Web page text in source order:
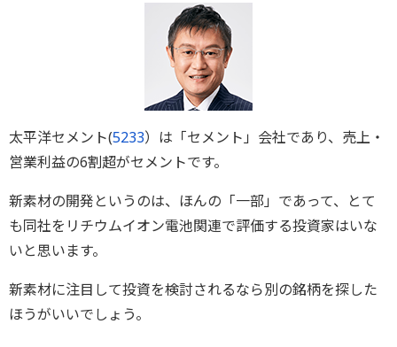
太平洋セメント(5233）は「セメント」会社であり、売上・
営業利益の6割超がセメントです。
新素材の開発というのは、ほんの「一部」であって、とて
も同社をリチウムイオン電池関連で評価する投資家はいな
いと思います。
新素材に注目して投資を検討されるなら別の銘柄を探した
ほうがいいでしょう。